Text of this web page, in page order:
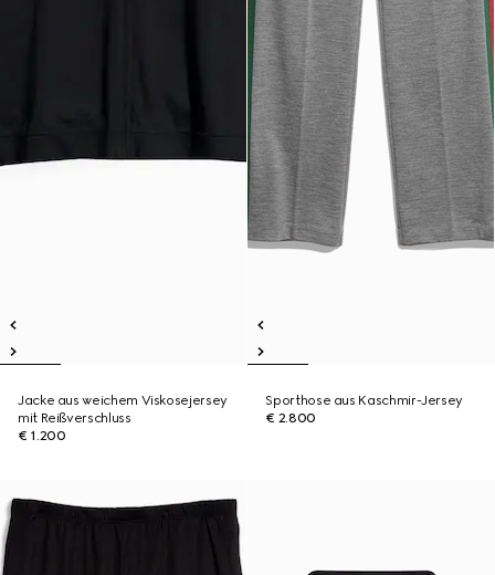
Jacke aus weichem Viskosejersey
mit Reißverschluss
€ 1.200
Sporthose aus Kaschmir-Jersey
€ 2.800